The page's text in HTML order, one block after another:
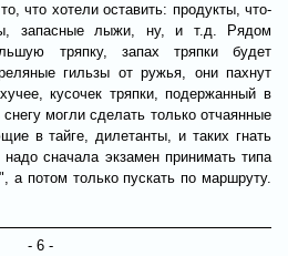
что хотели оставить: продукты, что-
запасные лыжи, ну, и т.д. Рядом
тряпку, запах тряпки будет
гильзы от ружья, они пахнут
кусочек тряпки, подержанный в
могли сделать только отчаянные
в тайге, дилетанты, и таких гнать
сначала экзамен принимать типа
а потом только пускать по маршруту.
- 6 -